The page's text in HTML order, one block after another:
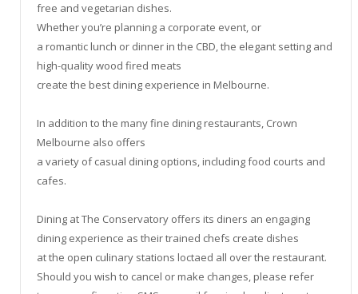
free and vegetarian dishes.
Whether you’re planning a corporate event, or
a romantic lunch or dinner in the CBD, the elegant setting and
high-quality wood fired meats
create the best dining experience in Melbourne.
In addition to the many fine dining restaurants, Crown
Melbourne also offers
a variety of casual dining options, including food courts and
cafes.
Dining at The Conservatory offers its diners an engaging
dining experience as their trained chefs create dishes
at the open culinary stations loctaed all over the restaurant.
Should you wish to cancel or make changes, please refer